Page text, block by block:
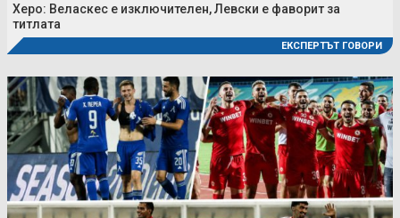
Херо: Веласкес е изключителен, Левски е фаворит за
титлата
ЕКСПЕРТЪТ ГОВОРИ